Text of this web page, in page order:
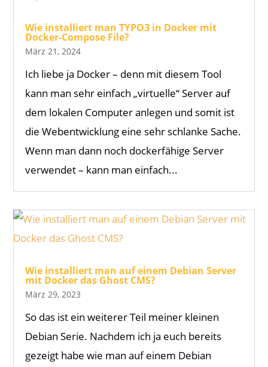
Wie installiert man TYPO3 in Docker mit
Docker-Compose File?
März 21, 2024
Ich liebe ja Docker – denn mit diesem Tool
kann man sehr einfach „virtuelle“ Server auf
dem lokalen Computer anlegen und somit ist
die Webentwicklung eine sehr schlanke Sache.
Wenn man dann noch dockerfähige Server
verwendet – kann man einfach...
Wie installiert man auf einem Debian Server
mit Docker das Ghost CMS?
März 29, 2023
So das ist ein weiterer Teil meiner kleinen
Debian Serie. Nachdem ich ja euch bereits
gezeigt habe wie man auf einem Debian